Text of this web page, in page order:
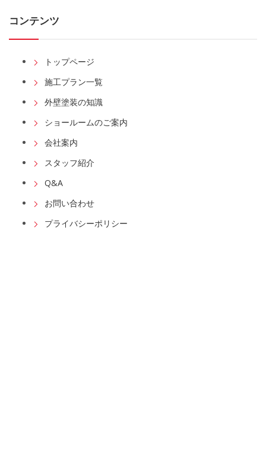
コンテンツ
トップページ
施工プラン一覧
外壁塗装の知識
ショールームのご案内
会社案内
スタッフ紹介
Q&A
お問い合わせ
プライバシーポリシー